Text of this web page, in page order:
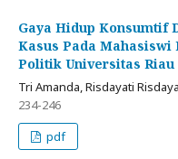
Gaya Hidup Konsumtif
Kasus Pada
Politik Universitas Riau
Tri Amanda, Risdayati
234-246
pdf